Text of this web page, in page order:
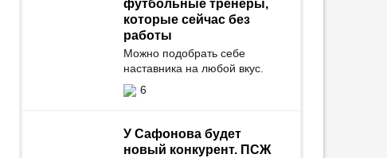
футбольные тренеры,
которые сейчас без
работы
Можно подобрать себе
наставника на любой вкус.
6
У Сафонова будет
новый конкурент. ПСЖ